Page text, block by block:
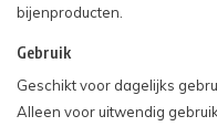
bijenproducten.
Gebruik
Geschikt voor dagelijks
Alleen voor uitwendig gebruik.